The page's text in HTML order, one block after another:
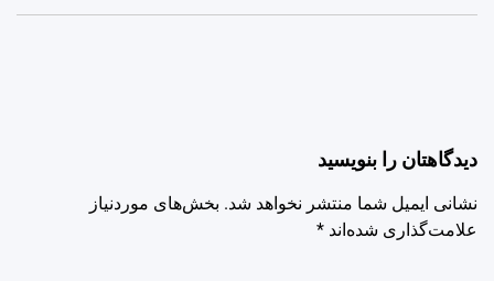
دیدگاهتان را بنویسید
نشانی ایمیل شما منتشر نخواهد شد. بخش‌های موردنیاز
علامت‌گذاری شده‌اند *